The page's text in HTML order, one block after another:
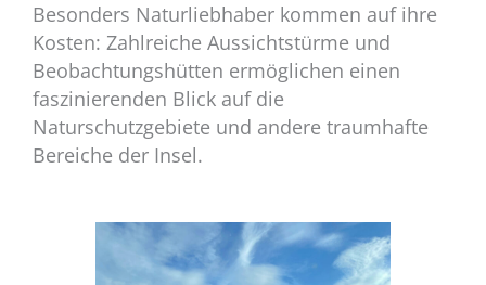
Besonders Naturliebhaber kommen auf ihre
Kosten: Zahlreiche Aussichtstürme und
Beobachtungshütten ermöglichen einen
faszinierenden Blick auf die
Naturschutzgebiete und andere traumhafte
Bereiche der Insel.